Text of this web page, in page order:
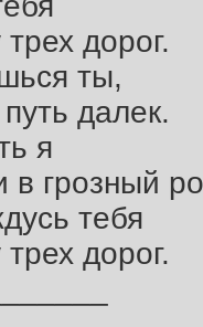
дорог.
ты,
далек.
я
в грозный
тебя
дорог.